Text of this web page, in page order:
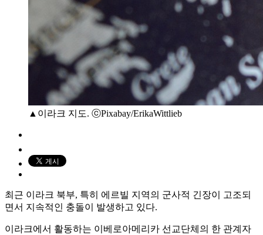
▲이라크 지도. ⓒPixabay/ErikaWittlieb
최근 이라크 북부, 특히 에르빌 지역의 군사적 긴장이 고조되
면서 지속적인 충돌이 발생하고 있다.
이라크에서 활동하는 이베로아메리카 선교단체의 한 관계자